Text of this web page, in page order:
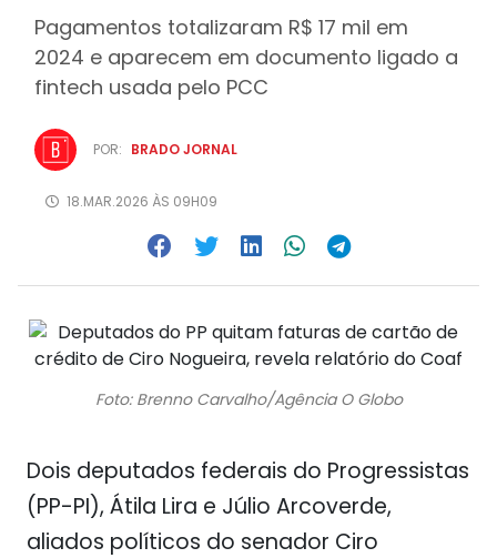
Pagamentos totalizaram R$ 17 mil em
2024 e aparecem em documento ligado a
fintech usada pelo PCC
POR: BRADO JORNAL
18.MAR.2026 ÀS 09H09
Foto: Brenno Carvalho/Agência O Globo
Dois deputados federais do Progressistas
(PP-PI), Átila Lira e Júlio Arcoverde,
aliados políticos do senador Ciro